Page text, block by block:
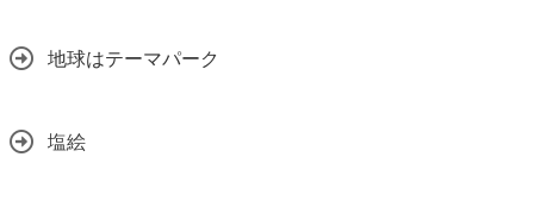
地球はテーマパーク
塩絵